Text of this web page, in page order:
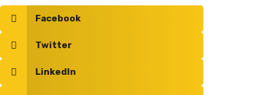
Facebook
Twitter
LinkedIn